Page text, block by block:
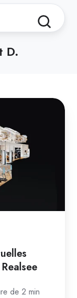
D.
de 2 min